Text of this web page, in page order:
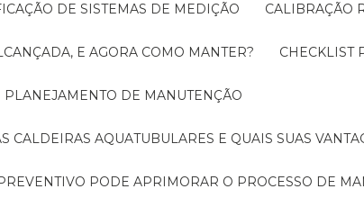
DE SISTEMAS DE MEDIÇÃO
E AGORA COMO MANTER?
PLANEJAMENTO DE MANUTENÇÃO
CALDEIRAS AQUATUBULARES E QUAIS SUAS
PREVENTIVO PODE APRIMORAR O PROCESSO DE